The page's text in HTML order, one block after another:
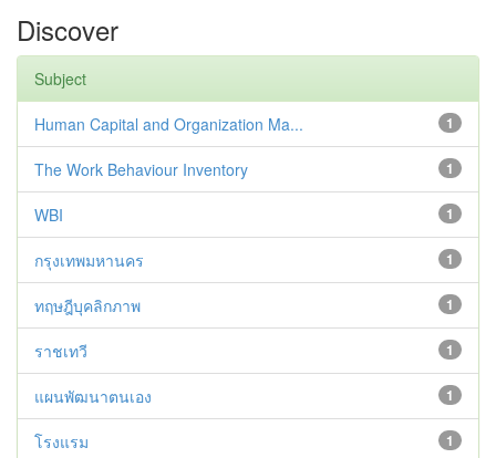
Discover
Subject
1
Human Capital and Organization Ma...
1
The Work Behaviour Inventory
1
WBI
1
กรุงเทพมหานคร
1
ทฤษฎีบุคลิกภาพ
1
ราชเทวี
1
แผนพัฒนาตนเอง
1
โรงแรม